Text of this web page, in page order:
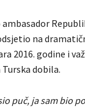
na
2016. godine i
dobila.
puč, ja sam bio